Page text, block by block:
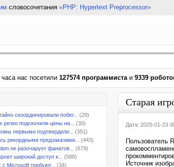
словосочетания «PHP: Hypertext Preprocessor»
нас посетили 127574 программистаи 9339
скоординировали побег...
(29)
подскочили цены на...
(30)
первыми подтвердили...
(351)
рекордными предзаказами...
(443)
не разочарует фанатов...
(679)
широкий доступ к...
(588)
Microsoft требуют...
(34)
Старая
Дата: 2025-01-23
Пользователь
Источник